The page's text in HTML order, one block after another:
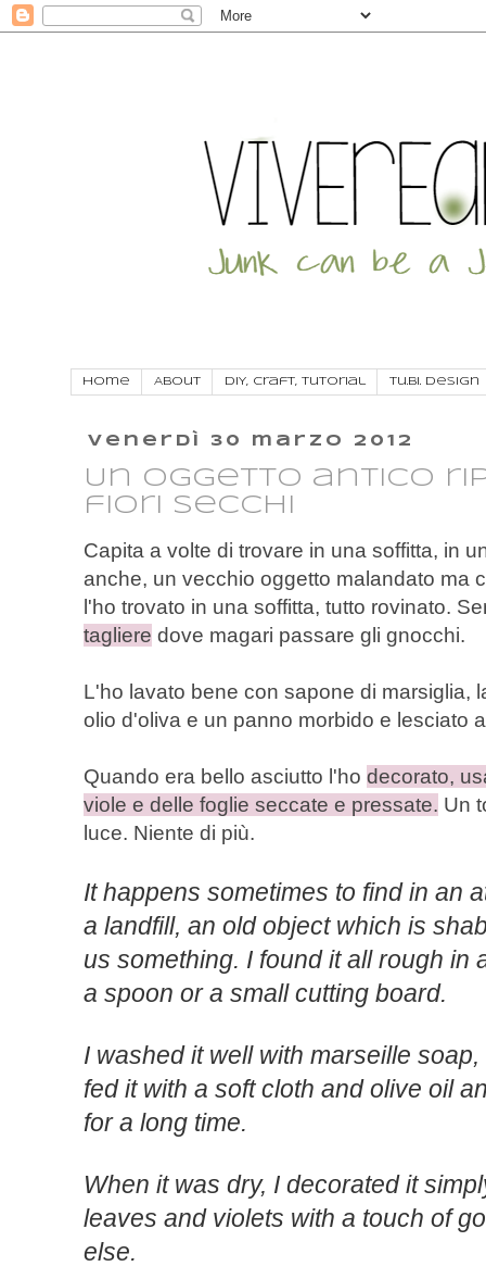
Home About DIY, craft, tutorial Tu.Bi. Design
venerdì 30 marzo 2012
Un oggetto antico
fiori secchi
Capita a volte di trovare in una soffitta, in
anche, un vecchio oggetto malandato ma
l'ho trovato in una soffitta, tutto rovinato.
tagliere dove magari passare gli gnocchi.
L'ho lavato bene con sapone di marsiglia,
olio d'oliva e un panno morbido e lesciato
Quando era bello asciutto l'ho decorato,
viole e delle foglie seccate e pressate. Un
luce. Niente di più.
Ithappens sometimes to find in an
a landfill, an old object which is
us something. I found it all rough in
a spoon or a small cutting board.
I washedit well with marseille soap,
fedit with a soft cloth and olive oil
for a long time.
When it was dry, I decorated it
leaves and violets with a touch of
else.